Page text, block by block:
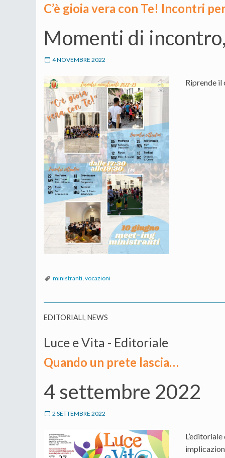
C’è gioia vera con Te! Incontri
Momenti di
4 NOVEMBRE 2022
Riprende il
ministranti vocazioni
EDITORIALI, NEWS
Luce e Vita - Editoriale
Quando un prete lascia…
4 settembre 2022
2 SETTEMBRE 2022